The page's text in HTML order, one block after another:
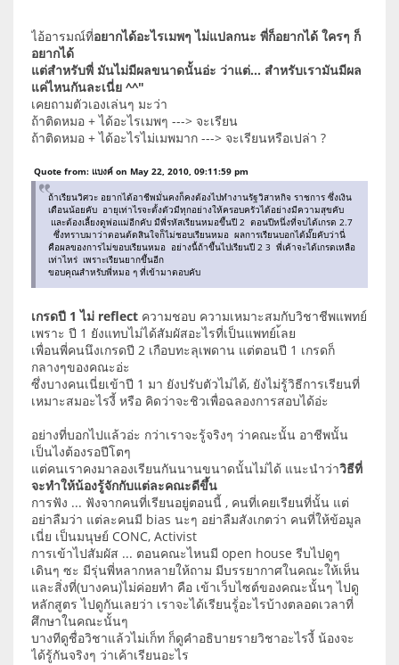
ไอ้อารมณ์ที่อยากได้อะไรเมพๆ ไม่แปลกนะ พี่ก็อยากได้ ใครๆ ก็
อยากได้
แต่สำหรับพี่ มันไม่มีผลขนาดนั้นอ่ะ ว่าแต่... สำหรับเรามันมีผล
แค่ไหนกันละเนี่ย ^^"
เคยถามตัวเองเล่นๆ มะว่า
ถ้าติดหมอ + ได้อะไรเมพๆ ---> จะเรียน
ถ้าติดหมอ + ได้อะไรไม่เมพมาก ---> จะเรียนหรือเปล่า ?
Quote from: แบงค์ on May 22, 2010, 09:11:59 pm
ถ้าเรียนวิศวะ อยากได้อาชีพมั่นคงก็คงต้องไปทำงานรัฐวิสาหกิจ ราชการ ซึ่งเงิน
เดือนน้อยคับ อายุเท่าไรจะตั้งตัวมีทุกอย่างให้ครอบครัวได้อย่างมีความสุขคับ
และต้องเลี้ยงดูพ่อแม่อีกคับ มีพี่รหัสเรียนหมอขึ้นปี 2 ตอนปีหนึ่งที่จบได้เกรด 2.7
ซึ่งทราบมาว่าตอนต้ดสินใจก็ไม่ชอบเรียนหมอ ผลการเรียนบอกได้มั๊ยคับว่านี่
คือผลของการไม่ขอบเรียนหมอ อย่างนี้ถ้าขึ้นไปเรียนปี 2 3 พี่เค้าจะได้เกรดเหลือ
เท่าไหร่ เพราะเรียนยากขึ้นอีก
ขอบคุณสำหรับพี่หมอ ๆ ที่เข้ามาตอบคับ
เกรดปี 1 ไม่ reflect ความชอบ ความเหมาะสมกับวิชาชีพแพทย์
เพราะ ปี 1 ยังแทบไม่ได้สัมผัสอะไรที่เป็นแพทย์เ้ลย
เพื่อนพี่คนนึงเกรดปี 2 เกือบทะลุเพดาน แต่ตอนปี 1 เกรดก็
กลางๆของคณะอ่ะ
ซึ่งบางคนเนี่ยเข้าปี 1 มา ยังปรับตัวไม่ได้, ยังไม่รู้วิธีการเรียนที่
เหมาะสมอะไรงี้ หรือ คิดว่าจะชิวเพื่อฉลองการสอบได้อ่ะ
อย่างที่บอกไปแล้วอ่ะ กว่าเราจะรู้จริงๆ ว่าคณะนั้น อาชีพนั้น
เป็นไงต้องรอปีโตๆ
แต่คนเราคงมาลองเรียนกันนานขนาดนั้นไม่ได้ แนะนำว่าวิธีที่
จะทำให้น้องรู้จักกับแต่ละคณะดีขึ้น
การฟัง ... ฟังจากคนที่เรียนอยู่ตอนนี้ , คนที่เคยเรียนที่นั้น แต่
อย่าลืมว่า แต่ละคนมี bias นะๆ อย่าลืมสังเกตว่า คนที่ให้ข้อมูล
เนี่ย เป็นมนุษย์ CONC, Activist
การเข้าไปสัมผัส ... ตอนคณะไหนมี open house รีบไปดูๆ
เดินๆ ซะ มีรุ่นพี่หลากหลายให้ถาม มีบรรยากาศในคณะให้เห็น
และสิ่งที่(บางคน)ไม่ค่อยทำ คือ เข้าเว็บไซต์ของคณะนั้นๆ ไปดู
หลักสูตร ไปดูกันเลยว่า เราจะได้เรียนรู้่อะไรบ้างตลอดเวลาที่
ศึกษาในคณะนั้นๆ
บางทีดูชื่อวิชาแล้วไม่เก็ท ก็ดูคำอธิบายรายวิชาอะไรงี้ น้องจะ
ได้รู้กันจริงๆ ว่าเค้าเรียนอะไร